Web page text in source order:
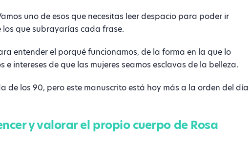
uno de esos que necesitas leer despacio para poder ir
que subrayarías cada frase.
entender el porqué funcionamos, de la forma en la que lo
e intereses de que las mujeres seamos esclavas de la belleza.
de los 90, pero este manuscrito está hoy más a la orden del día
y valorar el propio cuerpo de Rosa